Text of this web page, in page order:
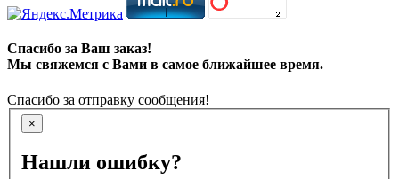
Спасибо за Ваш заказ!
Мы свяжемся с Вами в самое ближайшее время.
Спасибо за отправку сообщения!
×
Нашли ошибку?